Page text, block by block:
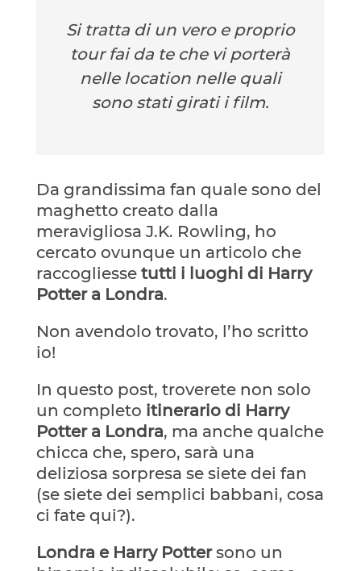
Si tratta di un vero e proprio
tour fai da te che vi porterà
nelle location nelle quali
sono stati girati i film.
Da grandissima fan quale sono del
maghetto creato dalla
meravigliosa J.K. Rowling, ho
cercato ovunque un articolo che
raccogliessetutti i luoghi di Harry
Potter a Londra.
Non avendolo trovato, l’ho scritto
io!
In questo post, troverete non solo
un completo itinerario di Harry
Potter a Londra, ma anche qualche
chicca che, spero, sarà una
deliziosa sorpresa se siete dei fan
(se siete dei semplici babbani, cosa
ci fate qui?).
Londra e Harry Pottersono un